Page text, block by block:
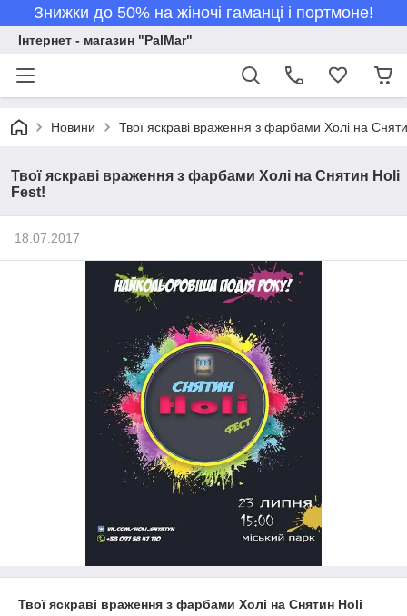
Знижки до 50% на жіночі гаманці і портмоне!
Інтернет - магазин "PalMar"
Новини Твої яскраві враження з фарбами Холі на
Твої яскраві враження з фарбами Холі на Снятин Holi
Fest!
18.07.2017
Твої яскраві враження з фарбами Холі на Снятин Holi